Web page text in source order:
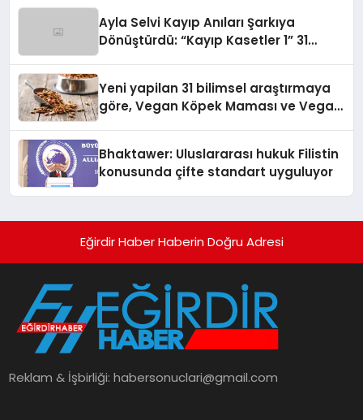
Ayla Selvi Kayıp Anıları Şarkıya
Dönüştürdü: “Kayıp Kasetler 1” 31
Yeni yapilan 31 bilimsel araştırmaya
göre, Vegan Köpek Maması ve Vegan
Bhaktawer: Uluslararası hukuk Filistin
konusunda çifte standart uyguluyor
Eğirdir Haber Haberin Doğru Adresi
Reklam & İşbirliği:habersonuclari@gmail.com